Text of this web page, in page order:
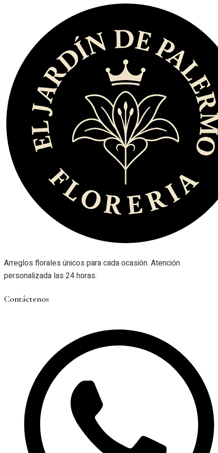
Arreglos florales únicos para cada ocasión. Atención
personalizada las 24 horas.
Contáctenos